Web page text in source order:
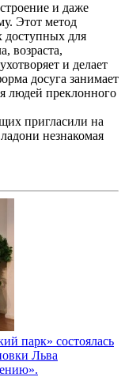
и даже
Этот метод
доступных для
возраста,
и делает
досуга занимает
людей преклонного
пригласили на
незнакомая
парк» состоялась
Льва